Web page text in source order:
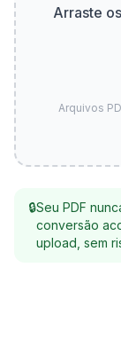
Arraste
Arquivos
🔒Seu PDF
conversão
upload, sem